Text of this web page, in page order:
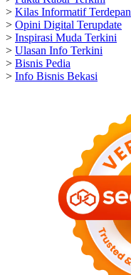
> Kilas Informatif Terdepan
> Opini Digital Terupdate
> Inspirasi Muda Terkini
> Ulasan Info Terkini
> Bisnis Pedia
> Info Bisnis Bekasi